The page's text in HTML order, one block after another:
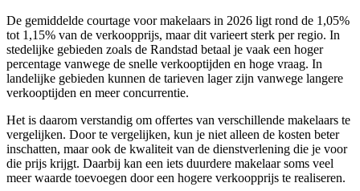
De gemiddelde courtage voor makelaars in 2026 ligt rond de 1,05%
tot 1,15% van de verkoopprijs, maar dit varieert sterk per regio. In
stedelijke gebieden zoals de Randstad betaal je vaak een hoger
percentage vanwege de snelle verkooptijden en hoge vraag. In
landelijke gebieden kunnen de tarieven lager zijn vanwege langere
verkooptijden en meer concurrentie.
Het is daarom verstandig om offertes van verschillende makelaars te
vergelijken. Door te vergelijken, kun je niet alleen de kosten beter
inschatten, maar ook de kwaliteit van de dienstverlening die je voor
die prijs krijgt. Daarbij kan een iets duurdere makelaar soms veel
meer waarde toevoegen door een hogere verkoopprijs te realiseren.